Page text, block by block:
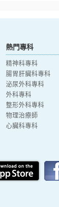
熱門專科
精神科專科
腸胃肝臟科專科
泌尿外科專科
外科專科
整形外科專科
物理治療師
心臟科專科